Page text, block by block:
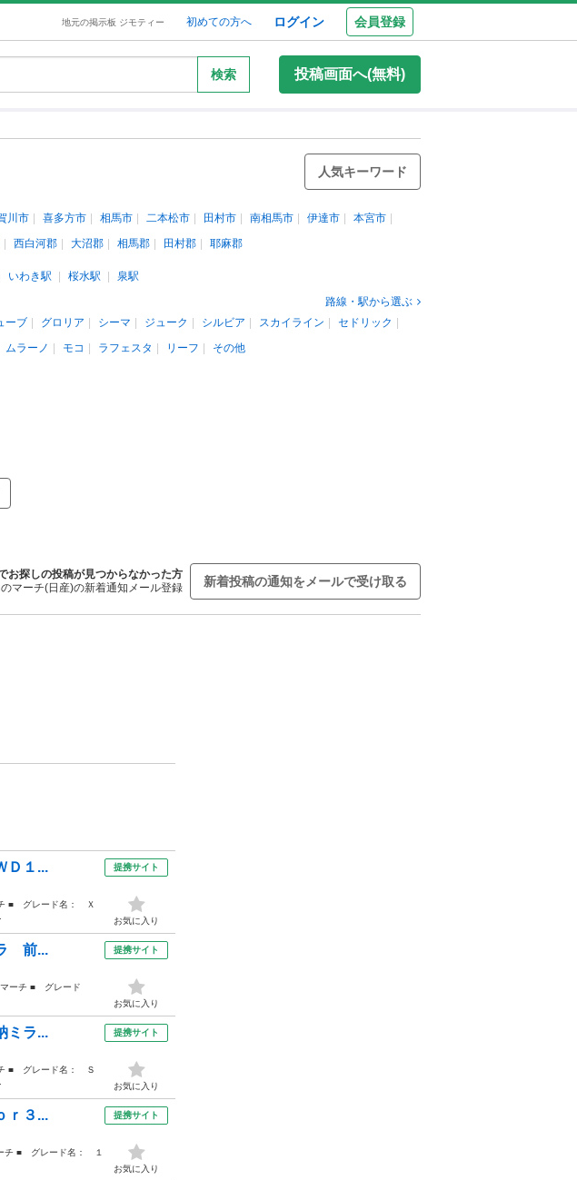
地元の掲示板 ジモティー 初めての方へ ログイン 会員登録
検索 投稿画面へ(無料)
人気キーワード
川市 喜多方市 相馬市 二本松市 田村市 南相馬市 伊達市
本宮市
西白河郡 大沼郡 相馬郡 田村郡 耶麻郡
いわき駅 桜水駅
泉駅
路線・駅から選ぶ
ーブ グロリア シーマ ジューク シルビア スカイライン
セドリック
ムラーノ モコ ラフェスタ リーフ その他
お探しの投稿が見つからなかった方
マーチ(日産)の新着通知メール登録
新着投稿の通知をメールで受け取る
Ｄ１...
■ グレード名： Ｘ
提携サイト
お気に入り
前...
ーチ ■ グレード
提携サイト
お気に入り
ミラ...
■ グレード名： Ｓ
提携サイト
お気に入り
ｒ３...
■ グレード名： １
提携サイト
お気に入り